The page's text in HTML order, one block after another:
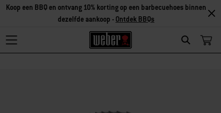
Search
Ontdek accessoires